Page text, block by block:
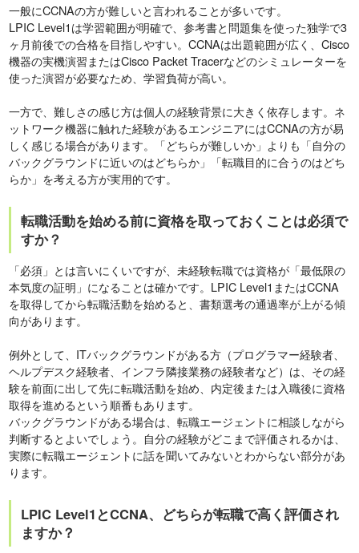
一般にCCNAの方が難しいと言われることが多いです。
LPIC Level1は学習範囲が明確で、参考書と問題集を使った独学で3
ヶ月前後での合格を目指しやすい。CCNAは出題範囲が広く、Cisco
機器の実機演習またはCisco Packet Tracerなどのシミュレーターを
使った演習が必要なため、学習負荷が高い。
一方で、難しさの感じ方は個人の経験背景に大きく依存します。ネ
ットワーク機器に触れた経験があるエンジニアにはCCNAの方が易
しく感じる場合があります。「どちらが難しいか」よりも「自分の
バックグラウンドに近いのはどちらか」「転職目的に合うのはどち
らか」を考える方が実用的です。
転職活動を始める前に資格を取っておくことは必須で
すか？
「必須」とは言いにくいですが、未経験転職では資格が「最低限の
本気度の証明」になることは確かです。LPIC Level1またはCCNA
を取得してから転職活動を始めると、書類選考の通過率が上がる傾
向があります。
例外として、ITバックグラウンドがある方（プログラマー経験者、
ヘルプデスク経験者、インフラ隣接業務の経験者など）は、その経
験を前面に出して先に転職活動を始め、内定後または入職後に資格
取得を進めるという順番もあります。
バックグラウンドがある場合は、転職エージェントに相談しながら
判断するとよいでしょう。自分の経験がどこまで評価されるかは、
実際に転職エージェントに話を聞いてみないとわからない部分があ
ります。
LPIC Level1とCCNA、どちらが転職で高く評価され
ますか？